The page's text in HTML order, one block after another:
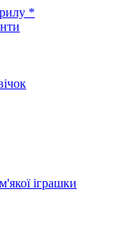
*
іграшки